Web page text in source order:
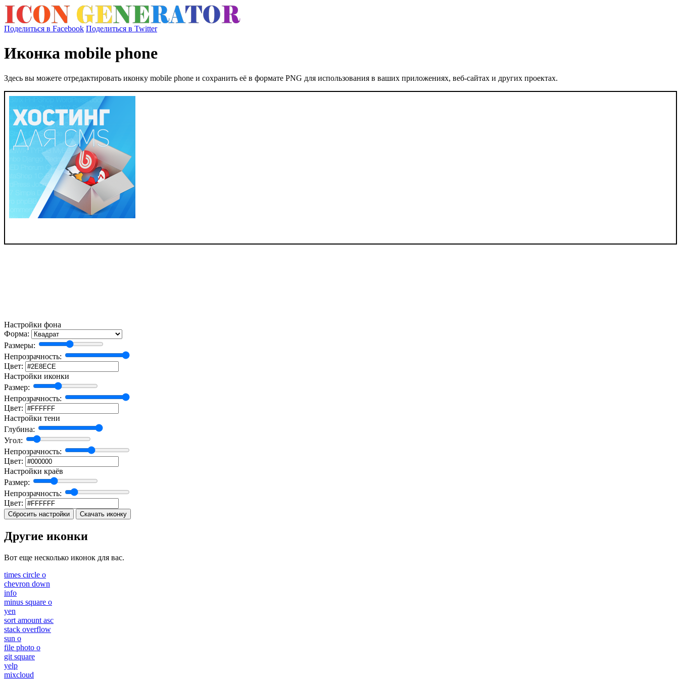
Поделиться в Facebook Поделиться в Twitter
Иконка mobile phone
Здесь вы можете отредактировать иконку mobile phone и сохранить её в формате PNG для использования в ваших приложениях, веб-сайтах и других проектах.
Настройки фона
Форма:
Размеры:
Непрозрачность:
Цвет:
Настройки иконки
Размер:
Непрозрачность:
Цвет:
Настройки тени
Глубина:
Угол:
Непрозрачность:
Цвет:
Настройки краёв
Размер:
Непрозрачность:
Цвет:
Сбросить настройки Скачать иконку
Другие иконки
Вот еще несколько иконок для вас.
times circle o
chevron down
info
minus square o
yen
sort amount asc
stack overflow
sun o
file photo o
git square
yelp
mixcloud